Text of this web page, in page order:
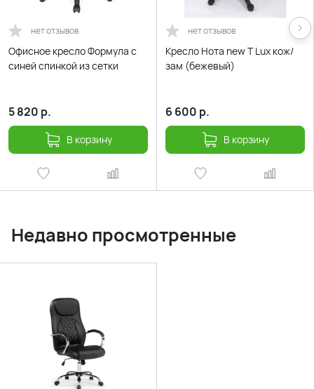
нет отзывов
Офисное кресло Формула с
синей спинкой из сетки
5 820 р.
В корзину
нет отзывов
Кресло Нота new Т Lux кож/
зам (бежевый)
6 600 р.
В корзину
Недавно просмотренные